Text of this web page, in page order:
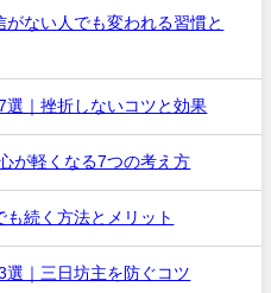
ない人でも変われる習慣と
選｜挫折しないコツと効果
が軽くなる7つの考え方
続く方法とメリット
選｜三日坊主を防ぐコツ